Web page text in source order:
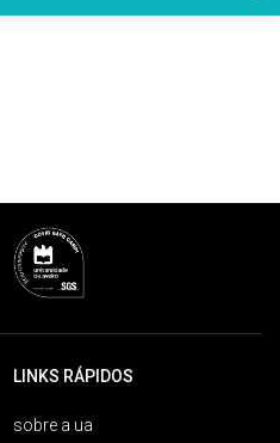
LINKS RÁPIDOS
sobre a ua